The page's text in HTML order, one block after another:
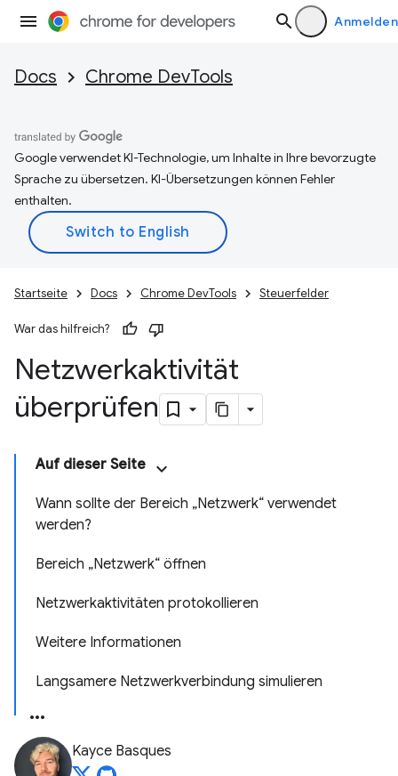
Anmelden
Docs Chrome DevTools
Google verwendet KI-Technologie, um Inhalte in Ihre bevorzugte
Sprache zu übersetzen. KI-Übersetzungen können Fehler
enthalten.
Startseite Docs Chrome DevTools Steuerfelder
War das hilfreich?
Netzwerkaktivität
überprüfen
Auf dieser Seite
Wann sollte der Bereich „Netzwerk“ verwendet
werden?
Bereich „Netzwerk“ öffnen
Netzwerkaktivitäten protokollieren
Weitere Informationen
Langsamere Netzwerkverbindung simulieren
Kayce Basques